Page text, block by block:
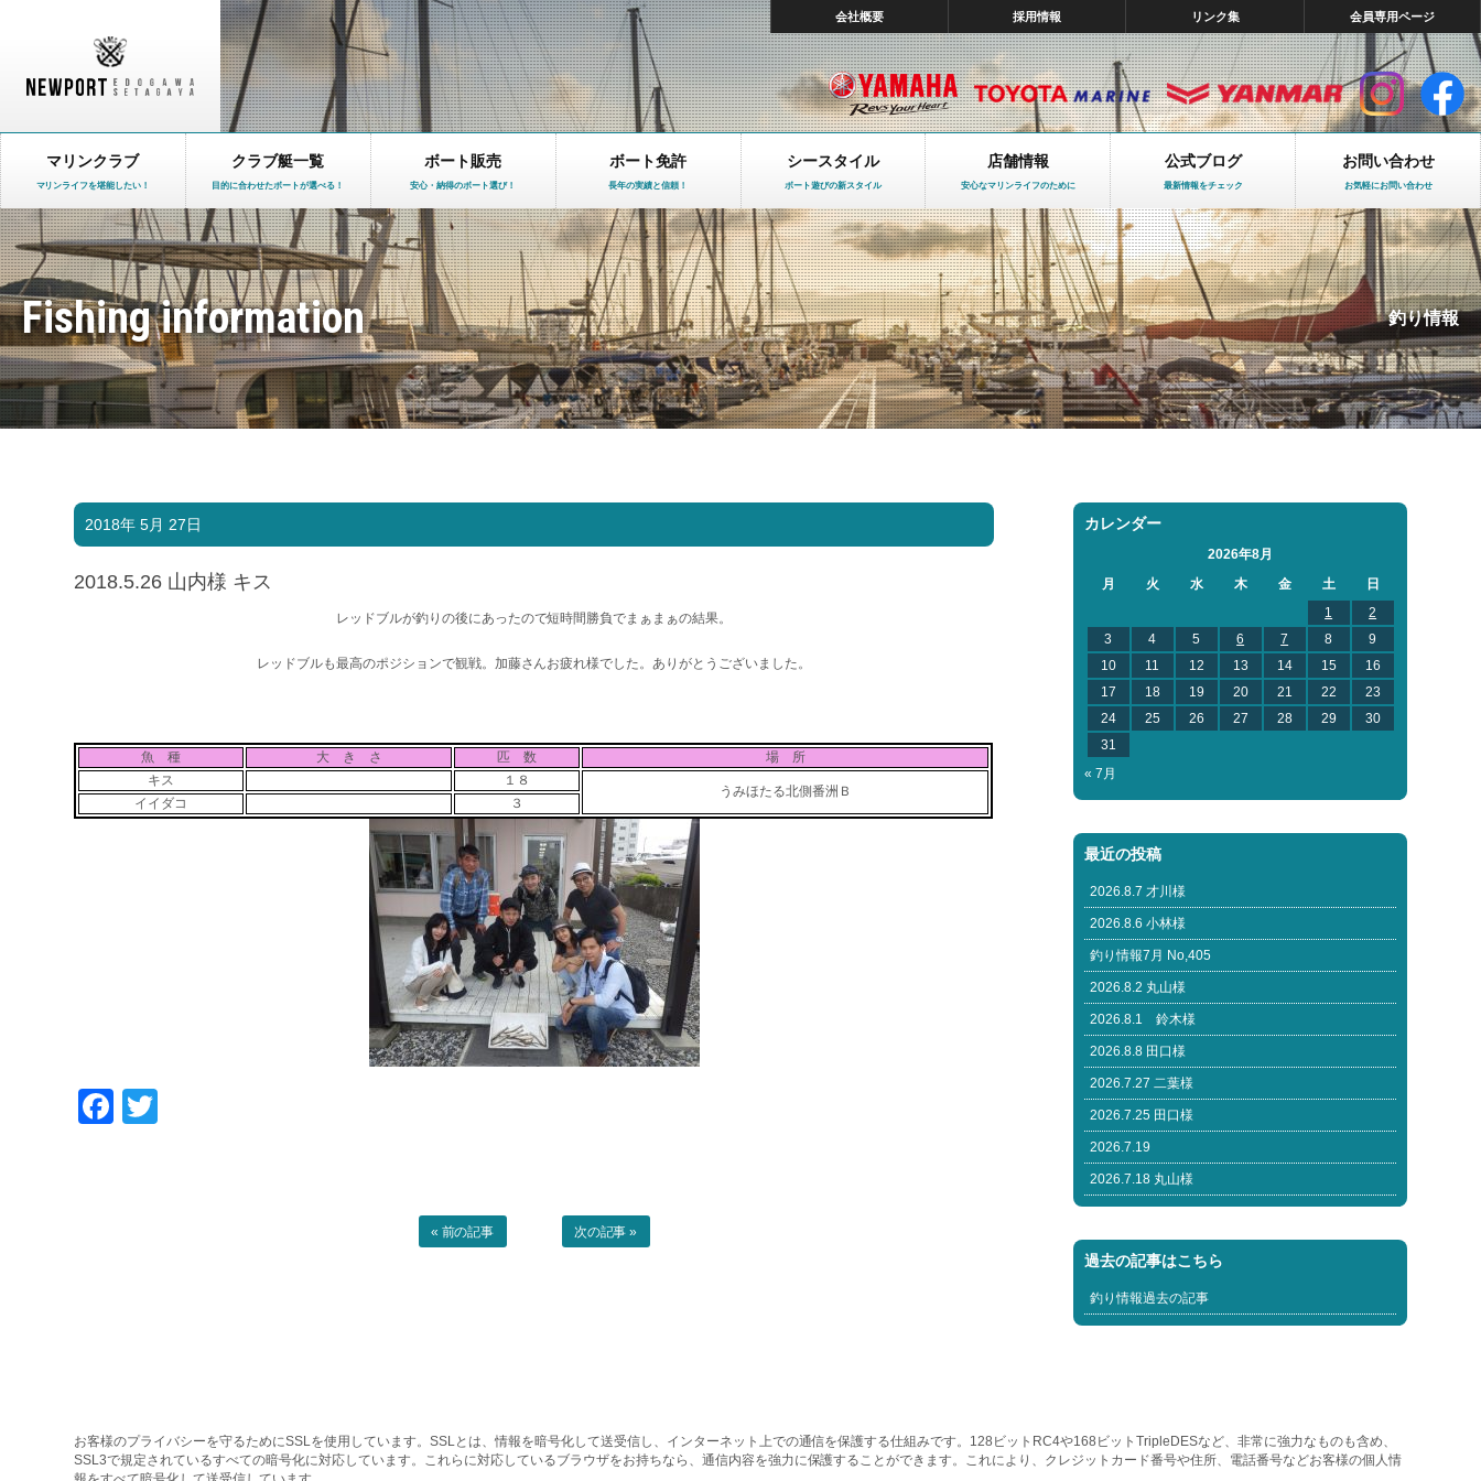
会社概要 採用情報 リンク集 会員専用ページ
マリンクラブ
マリンライフを堪能したい！
クラブ艇一覧
目的に合わせたボートが選べる！
ボート販売
安心・納得のボート選び！
ボート免許
長年の実績と信頼！
シースタイル
ボート遊びの新スタイル
店舗情報
安心なマリンライフのために
公式ブログ
最新情報をチェック
お問い合わせ
お気軽にお問い合わせ
Fishing information 釣り情報
2018年 5月 27日
2018.5.26 山内様 キス
レッドブルが釣りの後にあったので短時間勝負でまぁまぁの結果。
レッドブルも最高のポジションで観戦。加藤さんお疲れ様でした。ありがとうございました。
魚 種 大 き さ 匹 数
場 所
キス
１８
うみほたる北側番洲Ｂ
イイダコ ３
Facebook
« 前の記事 次の記事 »
カレンダー
2026年8月
月
火 水 木 金 土
日
1
2
3
4 5 6 7 8
9
10
11 12 13 14 15
16
17
18 19 20 21 22
23
24
25 26 27 28 29
30
31
« 7月
最近の投稿
2026.8.7 才川様
2026.8.6 小林様
釣り情報7月 No,405
2026.8.2 丸山様
2026.8.1 鈴木様
2026.8.8 田口様
2026.7.27 二葉様
2026.7.25 田口様
2026.7.19
2026.7.18 丸山様
過去の記事はこちら
釣り情報過去の記事
お客様のプライバシーを守るためにSSLを使用しています。SSLとは、情報を暗号化して送受信し、インターネット上での通信を保護する仕組みです。128ビットRC4や168ビットTripleDESなど、非常に強力なものも含め、
SSL3で規定されているすべての暗号化に対応しています。これらに対応しているブラウザをお持ちなら、通信内容を強力に保護することができます。これにより、クレジットカード番号や住所、電話番号などお客様の個人情